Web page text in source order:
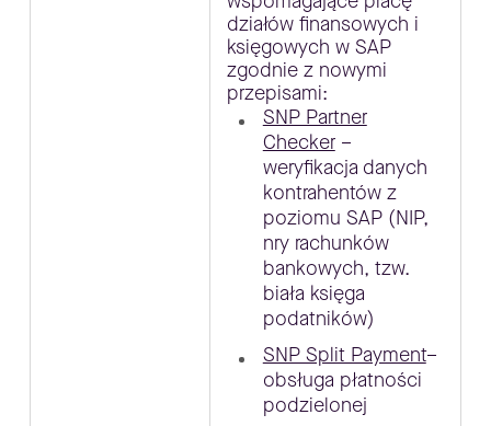
działów finansowych i
księgowych w SAP
zgodnie z nowymi
przepisami:
SNP Partner
Checker–
weryfikacja danych
kontrahentów z
poziomu SAP (NIP,
nry rachunków
bankowych, tzw.
biała księga
podatników)
SNP Split Payment–
obsługa płatności
podzielonej